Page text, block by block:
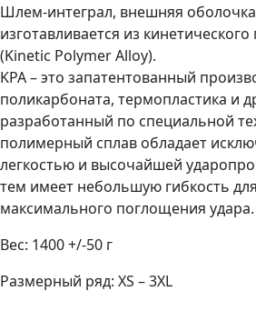
Шлем-интеграл, внешняя
изготавливается из
(Kinetic Polymer Alloy).
KPA – это запатентованный
поликарбоната, термопластика и
разработанный по специальной
полимерный сплав обладает
легкостью и высочайшей
тем имеет небольшую гибкость
максимального поглощения удара.
Вес: 1400 +/-50 г
Размерный ряд: XS – 3XL